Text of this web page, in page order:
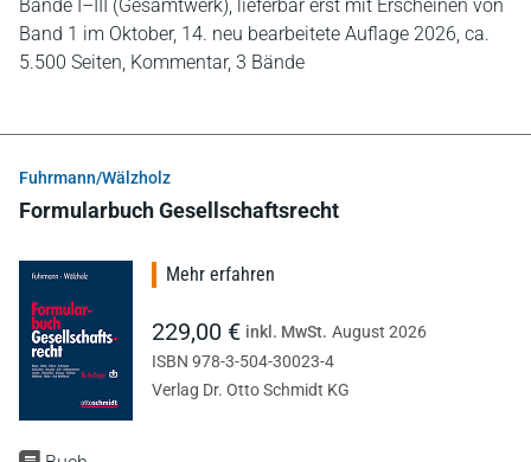
Bände I–III (Gesamtwerk), lieferbar erst mit Erscheinen von
Band 1 im Oktober, 14. neu bearbeitete Auflage 2026, ca.
5.500 Seiten, Kommentar, 3 Bände
Fuhrmann/Wälzholz
Formularbuch Gesellschaftsrecht
Mehr erfahren
229,00 € inkl. MwSt. August 2026
ISBN 978-3-504-30023-4
Verlag Dr. Otto Schmidt KG